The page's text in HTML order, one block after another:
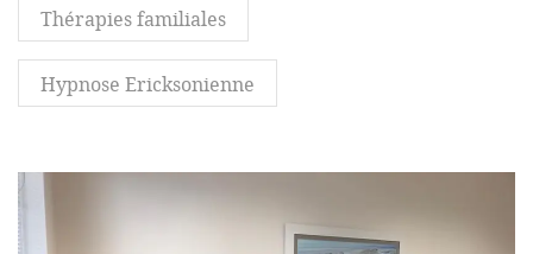
Thérapies familiales
Hypnose Ericksonienne